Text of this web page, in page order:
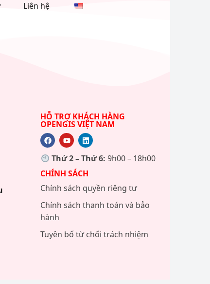
Liên hệ
HỖ TRỢ KHÁCH HÀNG
OPENGIS VIỆT NAM
Thứ 2 – Thứ 6: 9h00 – 18h00
CHÍNH SÁCH
Chính sách quyền riêng tư
Chính sách thanh toán và bảo
hành
Tuyên bố từ chối trách nhiệm